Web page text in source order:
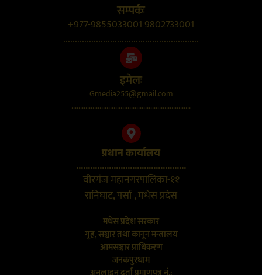
सम्पर्कः
+977-9855033001 9802733001
..........................................................
इमेलः
Gmedia255@gmail.com
....................................................................
प्रधान कार्यालय
...............................................
वीरगंज महानगरपालिका-११
रानिघाट, पर्सा , मधेस प्रदेस
मधेस प्रदेश सरकार
गृह, सञ्चार तथा कानून मन्त्रालय
आमसञ्चार प्राधिकरण
जनकपुरधाम